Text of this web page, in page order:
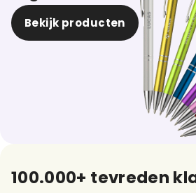
Bekijk producten
100.000+ tevreden